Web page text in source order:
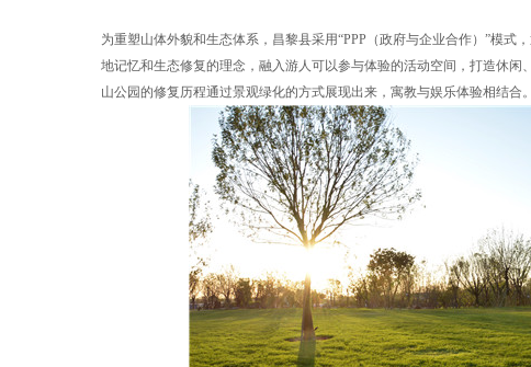
为重塑山体外貌和生态体系，昌黎县采用“PPP（政府与企业合作）”模
地记忆和生态修复的理念，融入游人可以参与体验的活动空间，打造休
山公园的修复历程通过景观绿化的方式展现出来，寓教与娱乐体验相结